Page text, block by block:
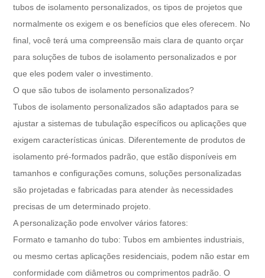
tubos de isolamento personalizados, os tipos de projetos que
normalmente os exigem e os benefícios que eles oferecem. No
final, você terá uma compreensão mais clara de quanto orçar
para soluções de tubos de isolamento personalizados e por
que eles podem valer o investimento.
O que são tubos de isolamento personalizados?
Tubos de isolamento personalizados são adaptados para se
ajustar a sistemas de tubulação específicos ou aplicações que
exigem características únicas. Diferentemente de produtos de
isolamento pré-formados padrão, que estão disponíveis em
tamanhos e configurações comuns, soluções personalizadas
são projetadas e fabricadas para atender às necessidades
precisas de um determinado projeto.
A personalização pode envolver vários fatores:
Formato e tamanho do tubo: Tubos em ambientes industriais,
ou mesmo certas aplicações residenciais, podem não estar em
conformidade com diâmetros ou comprimentos padrão. O